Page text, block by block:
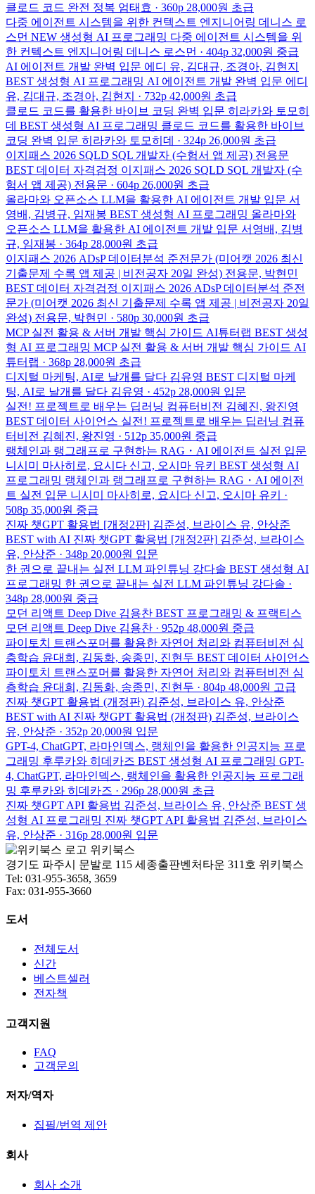
클로드 코드 완전 정복 엄태효 · 360p 28,000원 초급
다중 에이전트 시스템을 위한 컨텍스트 엔지니어링 데니스 로
스먼 NEW 생성형 AI 프로그래밍 다중 에이전트 시스템을 위
한 컨텍스트 엔지니어링 데니스 로스먼 · 404p 32,000원 중급
AI 에이전트 개발 완벽 입문 에디 유, 김대규, 조경아, 김현지
BEST 생성형 AI 프로그래밍 AI 에이전트 개발 완벽 입문 에디
유, 김대규, 조경아, 김현지 · 732p 42,000원 초급
클로드 코드를 활용한 바이브 코딩 완벽 입문 히라카와 토모히
데 BEST 생성형 AI 프로그래밍 클로드 코드를 활용한 바이브
코딩 완벽 입문 히라카와 토모히데 · 324p 26,000원 초급
이지패스 2026 SQLD SQL 개발자 (수험서 앱 제공) 전용문
BEST 데이터 자격검정 이지패스 2026 SQLD SQL 개발자 (수
험서 앱 제공) 전용문 · 604p 26,000원 초급
올라마와 오픈소스 LLM을 활용한 AI 에이전트 개발 입문 서
영배, 김병규, 임재봉 BEST 생성형 AI 프로그래밍 올라마와
오픈소스 LLM을 활용한 AI 에이전트 개발 입문 서영배, 김병
규, 임재봉 · 364p 28,000원 초급
이지패스 2026 ADsP 데이터분석 준전문가 (미어캣 2026 최신
기출문제 수록 앱 제공 | 비전공자 20일 완성) 전용문, 박현민
BEST 데이터 자격검정 이지패스 2026 ADsP 데이터분석 준전
문가 (미어캣 2026 최신 기출문제 수록 앱 제공 | 비전공자 20일
완성) 전용문, 박현민 · 580p 30,000원 초급
MCP 실전 활용 & 서버 개발 핵심 가이드 AI튜터랩 BEST 생성
형 AI 프로그래밍 MCP 실전 활용 & 서버 개발 핵심 가이드 AI
튜터랩 · 368p 28,000원 초급
디지털 마케팅, AI로 날개를 달다 김유영 BEST 디지털 마케
팅, AI로 날개를 달다 김유영 · 452p 28,000원 입문
실전! 프로젝트로 배우는 딥러닝 컴퓨터비전 김혜진, 왕진영
BEST 데이터 사이언스 실전! 프로젝트로 배우는 딥러닝 컴퓨
터비전 김혜진, 왕진영 · 512p 35,000원 중급
랭체인과 랭그래프로 구현하는 RAG・AI 에이전트 실전 입문
니시미 마사히로, 요시다 신고, 오시마 유키
BEST 생성형 AI
프로그래밍 랭체인과 랭그래프로 구현하는 RAG・AI 에이전
트 실전 입문 니시미 마사히로, 요시다 신고, 오시마 유키 ·
508p 35,000원 중급
진짜 챗GPT 활용법 [개정2판] 김준성, 브라이스 유, 안상준
BEST with AI 진짜 챗GPT 활용법 [개정2판] 김준성, 브라이스
유, 안상준 · 348p 20,000원 입문
한 권으로 끝내는 실전 LLM 파인튜닝 강다솔 BEST 생성형 AI
프로그래밍 한 권으로 끝내는 실전 LLM 파인튜닝 강다솔 ·
348p 28,000원 중급
모던 리액트 Deep Dive 김용찬 BEST 프로그래밍 & 프랙티스
모던 리액트 Deep Dive 김용찬 · 952p 48,000원 중급
파이토치 트랜스포머를 활용한 자연어 처리와 컴퓨터비전 심
층학습 윤대희, 김동화, 송종민, 진현두 BEST 데이터 사이언스
파이토치 트랜스포머를 활용한 자연어 처리와 컴퓨터비전 심
층학습 윤대희, 김동화, 송종민, 진현두 · 804p 48,000원 고급
진짜 챗GPT 활용법 (개정판) 김준성, 브라이스 유, 안상준
BEST with AI 진짜 챗GPT 활용법 (개정판) 김준성, 브라이스
유, 안상준 · 352p 20,000원 입문
GPT-4, ChatGPT, 라마인덱스, 랭체인을 활용한 인공지능 프로
그래밍 후루카와 히데카즈 BEST 생성형 AI 프로그래밍 GPT-
4, ChatGPT, 라마인덱스, 랭체인을 활용한 인공지능 프로그래
밍 후루카와 히데카즈 · 296p 28,000원 초급
진짜 챗GPT API 활용법 김준성, 브라이스 유, 안상준 BEST 생
성형 AI 프로그래밍 진짜 챗GPT API 활용법 김준성, 브라이스
유, 안상준 · 316p 28,000원 입문
위키북스
경기도 파주시 문발로 115 세종출판벤처타운 311호 위키북스
Tel: 031-955-3658, 3659
Fax: 031-955-3660
도서
전체도서
신간
베스트셀러
전자책
고객지원
FAQ
고객문의
저자/역자
집필/번역 제안
회사
회사 소개